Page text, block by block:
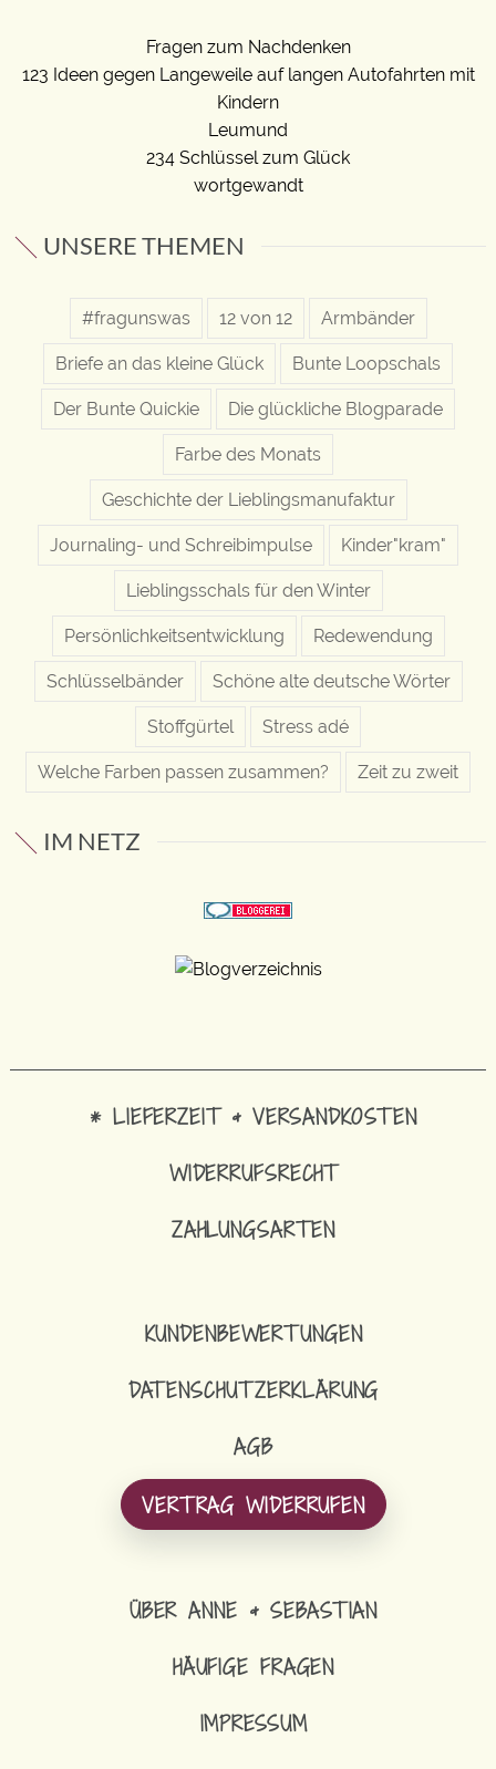
Fragen zum Nachdenken
123 Ideen gegen Langeweile auf langen Autofahrten mit
Kindern
Leumund
234 Schlüssel zum Glück
wortgewandt
UNSERE THEMEN
#fragunswas 12 von 12 Armbänder
Briefe an das kleine Glück Bunte Loopschals
Der Bunte Quickie Die glückliche Blogparade
Farbe des Monats
Geschichte der Lieblingsmanufaktur
Journaling- und Schreibimpulse Kinder"kram"
Lieblingsschals für den Winter
Persönlichkeitsentwicklung Redewendung
Schlüsselbänder Schöne alte deutsche Wörter
Stoffgürtel Stress adé
Welche Farben passen zusammen? Zeit zu zweit
IM NETZ
* LIEFERZEIT & VERSANDKOSTEN
WIDERRUFSRECHT
ZAHLUNGSARTEN
KUNDENBEWERTUNGEN
DATENSCHUTZERKLÄRUNG
AGB
VERTRAG WIDERRUFEN
ÜBER ANNE & SEBASTIAN
HÄUFIGE FRAGEN
IMPRESSUM